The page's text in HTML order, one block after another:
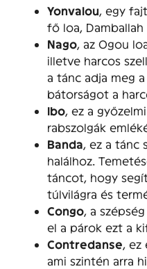
Yonvalou , egy
fő loa,
Nago , az Ogou
illetve harcos
a tánc adja meg
bátorságot a
Ibo , ez a
rabszolgák
Banda , ez a
halálhoz.
táncot, hogy
túlvilágra és
Congo , a
el a párok ezt a
Contredanse ,
ami szintén arra